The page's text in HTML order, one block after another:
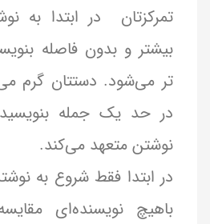
تمرکزتان در ابتدا به
بیشتر و بدون فاصله
تر می‌شود. دستتان گرم
در حد یک جمله
نوشتن متعهد می‌کند.
در ابتدا فقط شروع به
باهیچ نویسنده‌ای